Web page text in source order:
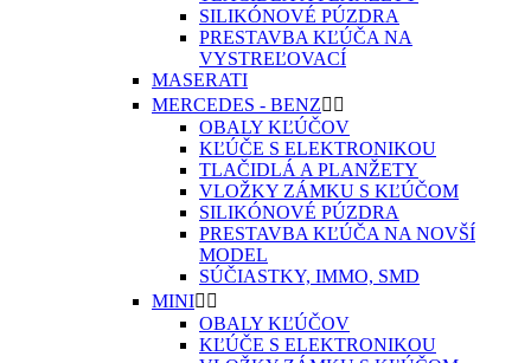
SILIKÓNOVÉ PÚZDRA
PRESTAVBA KĽÚČA NA
VYSTREĽOVACÍ
MASERATI
MERCEDES - BENZ 
OBALY KĽÚČOV
KĽÚČE S ELEKTRONIKOU
TLAČIDLÁ A PLANŽETY
VLOŽKY ZÁMKU S KĽÚČOM
SILIKÓNOVÉ PÚZDRA
PRESTAVBA KĽÚČA NA NOVŠÍ
MODEL
SÚČIASTKY, IMMO, SMD
MINI 
OBALY KĽÚČOV
KĽÚČE S ELEKTRONIKOU